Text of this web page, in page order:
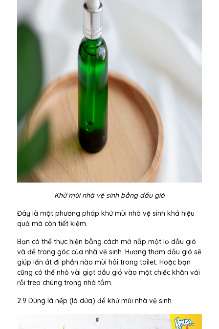
Khử mùi nhà vệ sinh bằng dầu gió
Đây là một phương pháp khử mùi nhà vệ sinh khá hiệu
quả mà còn tiết kiệm.
Bạn có thể thực hiện bằng cách mở nắp một lọ dầu gió
và để trong góc của nhà vệ sinh. Hương thơm dầu gió sẽ
giúp lấn át đi phần nào mùi hôi trong toilet. Hoặc bạn
cũng có thể nhỏ vài giọt dầu gió vào một chiếc khăn vải
rồi treo chúng trong nhà tắm.
2.9 Dùng lá nếp (lá dứa) để khử mùi nhà vệ sinh